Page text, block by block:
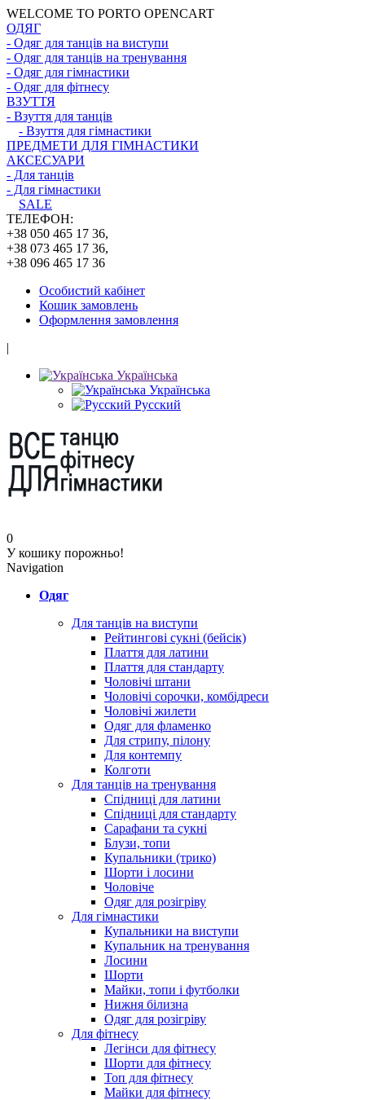
WELCOME TO PORTO OPENCART
ОДЯГ
- Одяг для танців на виступи
- Одяг для танців на тренування
- Одяг для гімнастики
- Одяг для фітнесу
ВЗУТТЯ
- Взуття для танців
- Взуття для гімнастики
ПРЕДМЕТИ ДЛЯ ГІМНАСТИКИ
АКСЕСУАРИ
- Для танців
- Для гімнастики
SALE
ТЕЛЕФОН:
+38 050 465 17 36,
+38 073 465 17 36,
+38 096 465 17 36
Особистий кабінет
Кошик замовлень
Оформлення замовлення
|
Українська
Українська
Русский
0
У кошику порожньо!
Navigation
Одяг
Для танців на виступи
Рейтингові сукні (бейсік)
Плаття для латини
Плаття для стандарту
Чоловічі штани
Чоловічі сорочки, комбідреси
Чоловічі жилети
Одяг для фламенко
Для стрипу, пілону
Для контемпу
Колготи
Для танців на тренування
Спідниці для латини
Спідниці для стандарту
Сарафани та сукні
Блузи, топи
Купальники (трико)
Шорти і лосини
Чоловіче
Одяг для розігріву
Для гімнастики
Купальники на виступи
Купальник на тренування
Лосини
Шорти
Майки, топи і футболки
Нижня білизна
Одяг для розігріву
Для фітнесу
Легінси для фітнесу
Шорти для фітнесу
Топ для фітнесу
Майки для фітнесу